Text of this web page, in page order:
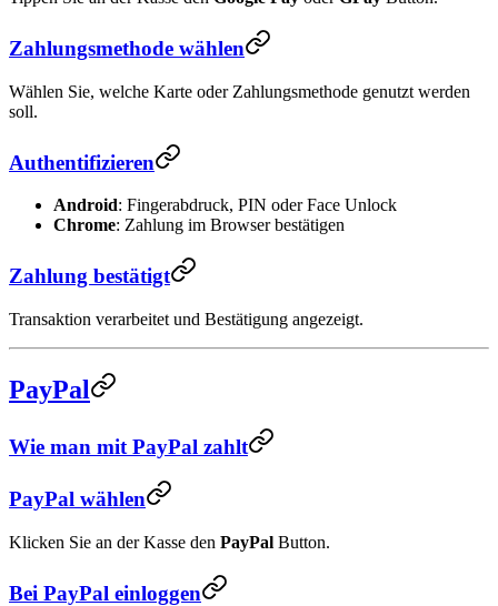
Zahlungsmethode wählen
Wählen Sie, welche Karte oder Zahlungsmethode genutzt werden
soll.
Authentifizieren
Android: Fingerabdruck, PIN oder Face Unlock
Chrome: Zahlung im Browser bestätigen
Zahlung bestätigt
Transaktion verarbeitet und Bestätigung angezeigt.
PayPal
Wie man mit PayPal zahlt
PayPal wählen
Klicken Sie an der Kasse den PayPal Button.
Bei PayPal einloggen